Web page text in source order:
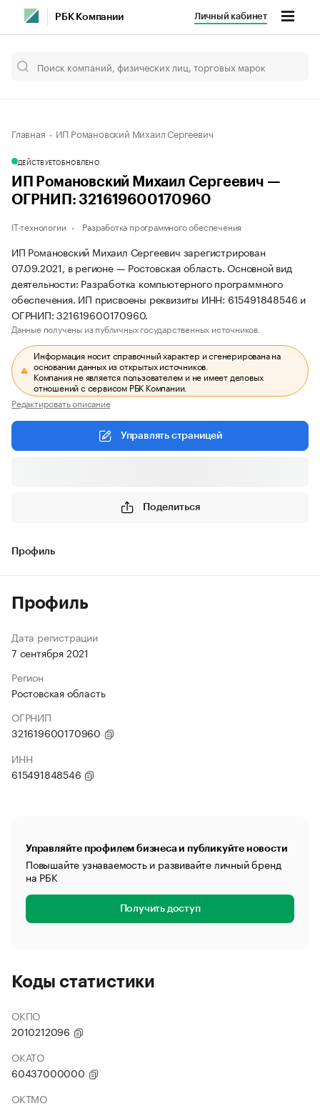
РБК Компании Личный кабинет
Главная ИП Романовский Михаил Сергеевич
ДЕЙСТВУЕТОБНОВЛЕНО
ИП Романовский Михаил Сергеевич —
ОГРНИП: 321619600170960
IT-технологии Разработка программного обеспечения
ИП Романовский Михаил Сергеевич зарегистрирован
07.09.2021, в регионе — Ростовская область. Основной вид
деятельности: Разработка компьютерного программного
обеспечения. ИП присвоены реквизиты ИНН: 615491848546 и
ОГРНИП: 321619600170960.
Данные получены из публичных государственных источников.
Информация носит справочный характер и сгенерирована на
основании данных из открытых источников.
Компания не является пользователем и не имеет деловых
отношений с сервисом РБК Компании.
Редактировать описание
Управлять страницей
Поделиться
Профиль
Профиль
Дата регистрации
7 сентября 2021
Регион
Ростовская область
ОГРНИП
321619600170960
ИНН
615491848546
Управляйте профилем бизнеса и публикуйте новости
Повышайте узнаваемость и развивайте личный бренд
на РБК
Получить доступ
Коды статистики
ОКПО
2010212096
ОКАТО
60437000000
ОКТМО